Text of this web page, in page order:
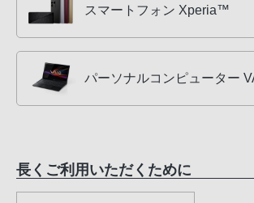
スマートフォン Xperia™
パーソナルコンピューター
長くご利用いただくために